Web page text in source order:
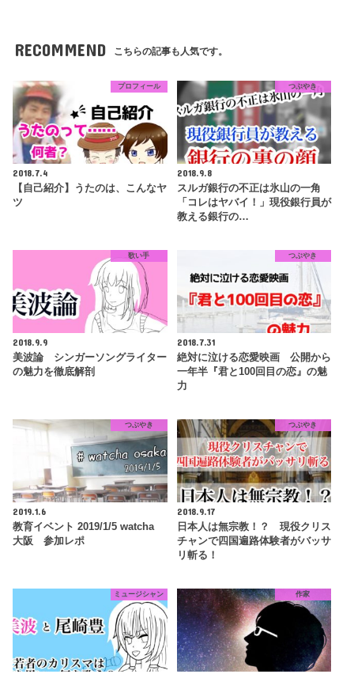
RECOMMEND こちらの記事も人気です。
プロフィール
2018.7.4
【自己紹介】うたのは、こんなヤ
ツ
つぶやき
2018.9.8
スルガ銀行の不正は氷山の一角
「コレはヤバイ！」現役銀行員が
教える銀行の…
歌い手
2018.9.9
美波論 シンガーソングライター
の魅力を徹底解剖
つぶやき
2018.7.31
絶対に泣ける恋愛映画 公開から
一年半『君と100回目の恋』の魅
力
つぶやき
2019.1.6
教育イベント 2019/1/5 watcha
大阪 参加レポ
つぶやき
2018.9.17
日本人は無宗教！？ 現役クリス
チャンで四国遍路体験者がバッサ
リ斬る！
ミュージシャン 作家